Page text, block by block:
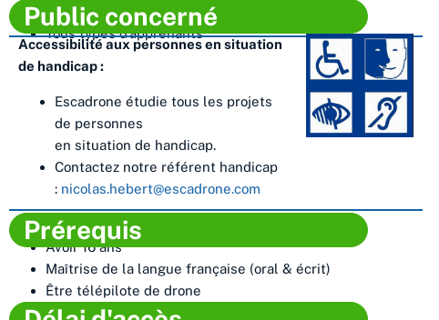
Public concerné​
Tous types d’apprenants
Accessibilité aux personnes en situation
de handicap :
Escadrone étudie tous les projets
de personnes
en situation de handicap.
Contactez notre référent handicap
: nicolas.hebert@escadrone.com
Prérequis
Avoir 16 ans
Maîtrise de la langue française (oral & écrit)
Être télépilote de drone